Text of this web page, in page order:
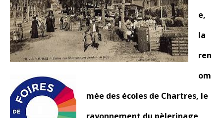
e,
la
ren
om
mée des écoles de Chartres, le